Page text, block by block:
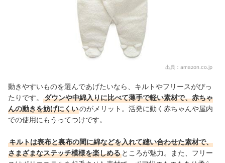
出典： amazon.co.jp
動きやすいものを選んであげたいなら、キルトやフリースがぴっ
たりです。
ダウンや中綿入りに比べて薄手で軽い素材で、赤ちゃ
んの動きを妨げにくいのがメリット。活発に動く赤ちゃんや屋内
での使用にもうってつけです。
キルトは表布と裏布の間に綿などを入れて縫い合わせた素材で、
さまざまなステッチ模様を楽しめる ところが魅力。また、フリー